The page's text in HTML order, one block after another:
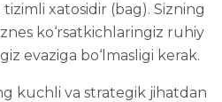
xatosidir (bag). Sizning
ko‘rsatkichlaringiz ruhiy
evaziga bo‘lmasligi kerak.
kuchli va strategik jihatdan